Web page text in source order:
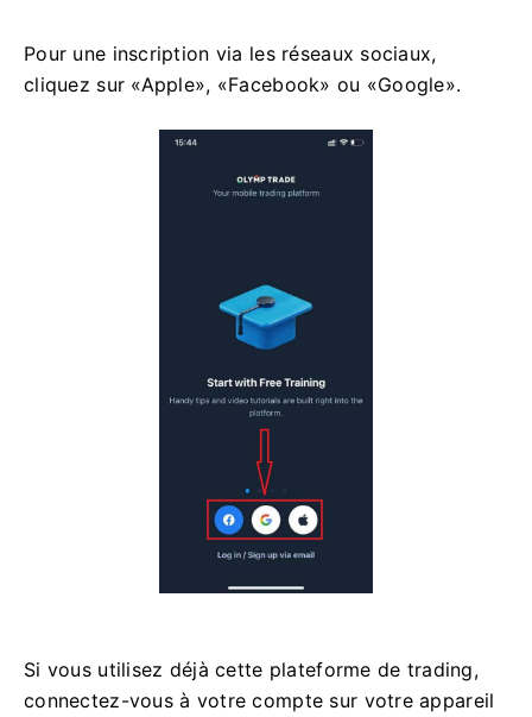
Pour une inscription via les réseaux sociaux,
cliquez sur «Apple», «Facebook» ou «Google».
Si vous utilisez déjà cette plateforme de trading,
connectez-vous à votre compte sur votre appareil